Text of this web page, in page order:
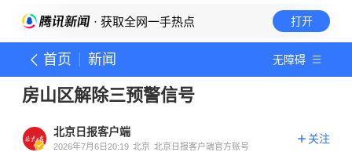
· 获取全网一手热点 打开
首页 新闻 无障碍
房山区解除三预警信号
北京日报客户端
2026年7月6日20:19 北京 北京日报客户端官方账号
关注